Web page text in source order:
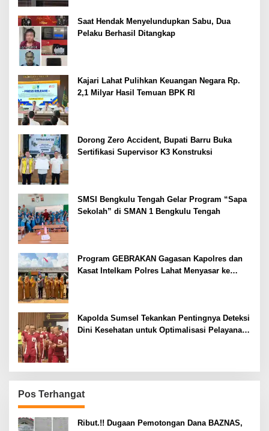
Saat Hendak Menyelundupkan Sabu, Dua
Pelaku Berhasil Ditangkap
Kajari Lahat Pulihkan Keuangan Negara Rp.
2,1 Milyar Hasil Temuan BPK RI
Dorong Zero Accident, Bupati Barru Buka
Sertifikasi Supervisor K3 Konstruksi
SMSI Bengkulu Tengah Gelar Program “Sapa
Sekolah” di SMAN 1 Bengkulu Tengah
Program GEBRAKAN Gagasan Kapolres dan
Kasat Intelkam Polres Lahat Menyasar ke
Kapolda Sumsel Tekankan Pentingnya Deteksi
Dini Kesehatan untuk Optimalisasi Pelayanan
Pos Terhangat
Ribut.!! Dugaan Pemotongan Dana BAZNAS,